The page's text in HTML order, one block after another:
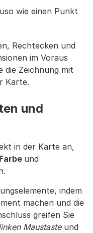
wie einen Punkt
Rechtecken und
im Voraus
die Zeichnung mit
Karte.
und
in der Karte an,
Farbe und
indem
machen und die
greifen Sie
Maustasteund